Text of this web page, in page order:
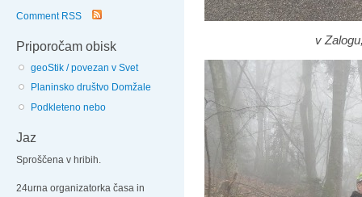
Comment RSS
Priporočam obisk
geoStik / povezan v Svet
Planinsko društvo Domžale
Podkleteno nebo
Jaz
Sproščena v hribih.
24urna organizatorka časa in
v